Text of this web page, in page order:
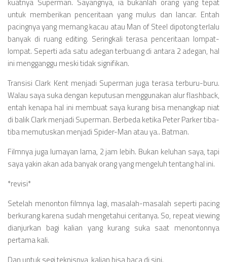
untuk memberikan penceritaan yang mulus dan lancar. Entah
pacingnya yang memang kacau atau Man of Steel dipotong terlalu
banyak di ruang editing. Seringkali terasa penceritaan lompat-
lompat. Seperti ada satu adegan terbuang di antara 2 adegan, hal
ini mengganggu meski tidak signifikan.
Transisi Clark Kent menjadi Superman juga terasa terburu-buru.
Walau saya suka dengan keputusan menggunakan alur flashback,
entah kenapa hal ini membuat saya kurang bisa menangkap niat
di balik Clark menjadi Superman. Berbeda ketika Peter Parker tiba-
tiba memutuskan menjadi Spider-Man atau ya.. Batman.
Filmnya juga lumayan lama, 2 jam lebih. Bukan keluhan saya, tapi
saya yakin akan ada banyak orang yang mengeluh tentang hal ini.
*revisi*
Setelah menonton filmnya lagi, masalah-masalah seperti pacing
berkurang karena sudah mengetahui ceritanya. So, repeat viewing
dianjurkan bagi kalian yang kurang suka saat menontonnya
pertama kali.